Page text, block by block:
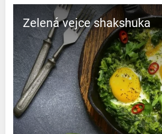
Zelená vejce shakshuka